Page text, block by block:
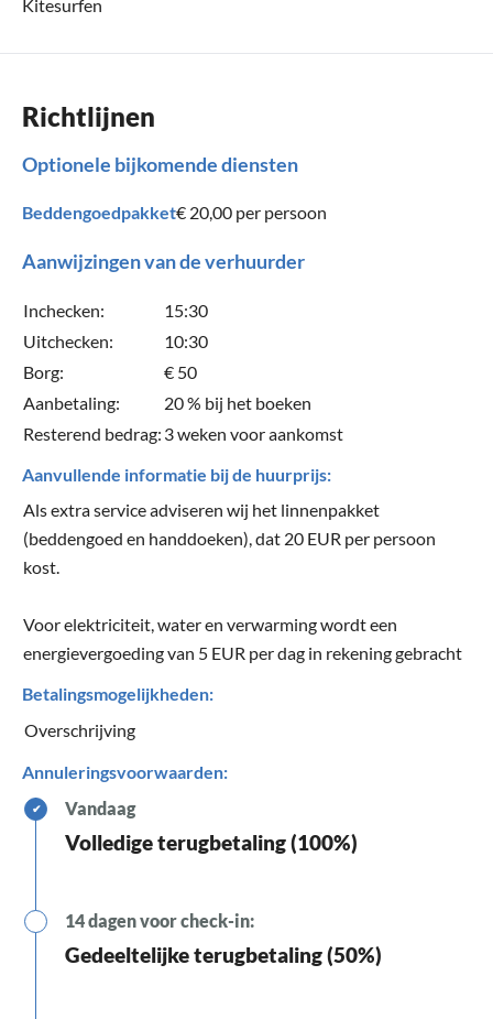
Kitesurfen
Richtlijnen
Optionele bijkomende diensten
Beddengoedpakket€ 20,00 per persoon
Aanwijzingen van de verhuurder
Inchecken:
15:30
Uitchecken:
10:30
Borg:
€ 50
Aanbetaling:
20 % bij het boeken
Resterend bedrag: 3 weken voor aankomst
Aanvullende informatie bij de huurprijs:
Als extra service adviseren wij het linnenpakket
(beddengoed en handdoeken), dat 20 EUR per persoon
kost.
Voor elektriciteit, water en verwarming wordt een
energievergoeding van 5 EUR per dag in rekening gebracht
Betalingsmogelijkheden:
Overschrijving
Annuleringsvoorwaarden:
✔ Vandaag
Volledige terugbetaling (100%)
14 dagen voor check-in:
Gedeeltelijke terugbetaling (50%)